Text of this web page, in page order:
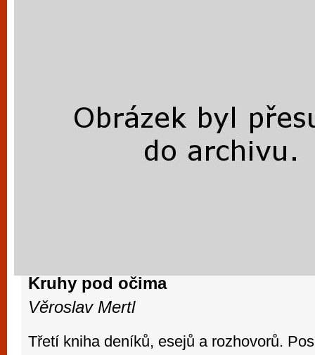
Kruhy pod očima
Věroslav Mertl
Třetí kniha deníků, esejů a rozhovorů.